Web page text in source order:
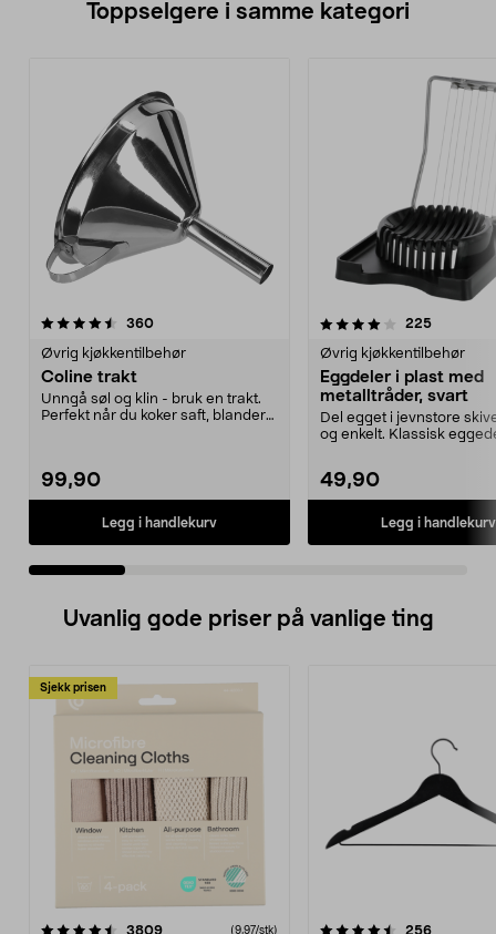
Toppselgere i samme kategori
360anmeldelser
Øvrig kjøkkentilbehør
Coline trakt
Unngå søl og klin - bruk en trakt.
Perfekt når du koker saft, blander
99,90
Legg i handlekurv
4.0 av 5 stjerner 225
Øvrig kjøkkentilbehør
Eggdeler i plast med
metalltråder, svart
Del egget i jevnstore
og enkelt. Klassisk
49,90
Legg i handlekurv
0.0 av 5 stjerner
Uvanlig gode priser på vanlige ting
Sjekk prisen
3809anmeldelser(9,97/stk)
4.5av 5 stjerner 256
4.5av 5 stjerner